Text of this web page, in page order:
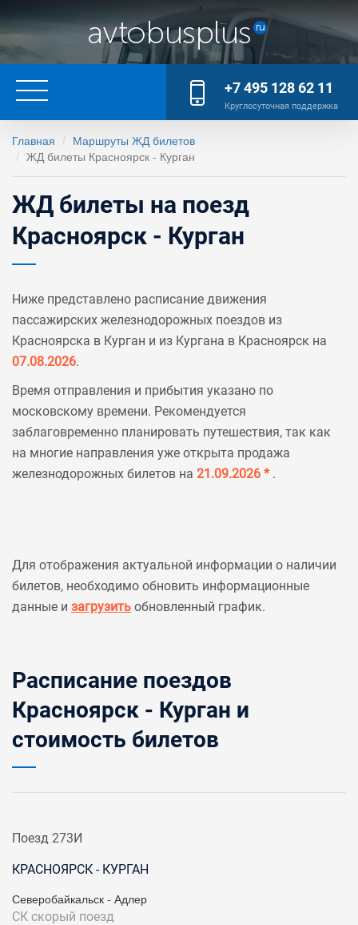
+7 495 128 62 11
Круглосуточная поддержка
Главная
Маршруты ЖД билетов
ЖД билеты Красноярск - Курган
ЖД билеты на поезд
Красноярск - Курган
Ниже представлено расписание движения
пассажирских железнодорожных поездов из
Красноярска в Курган и из Кургана в Красноярск на
07.08.2026.
Время отправления и прибытия указано по
московскому времени. Рекомендуется
заблаговременно планировать путешествия, так как
на многие направления уже открыта продажа
железнодорожных билетов на 21.09.2026 * .
Для отображения актуальной информации о наличии
билетов, необходимо обновить информационные
данные и загрузить обновленный график.
Расписание поездов
Красноярск - Курган и
стоимость билетов
Поезд 273И
КРАСНОЯРСК - КУРГАН
Северобайкальск - Адлер
СК скорый поезд